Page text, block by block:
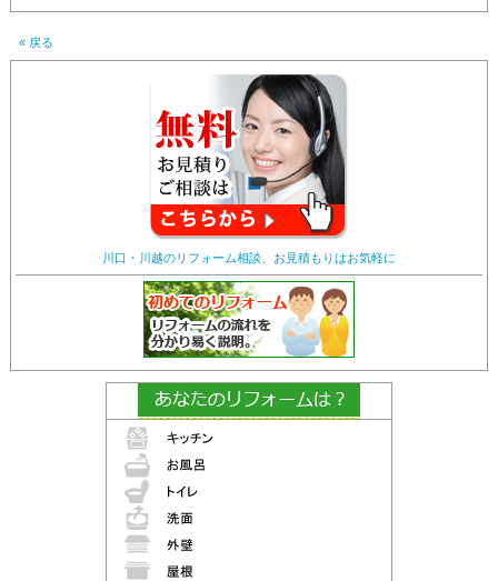
« 戻る
川口・川越のリフォーム相談、お見積もりはお気軽に